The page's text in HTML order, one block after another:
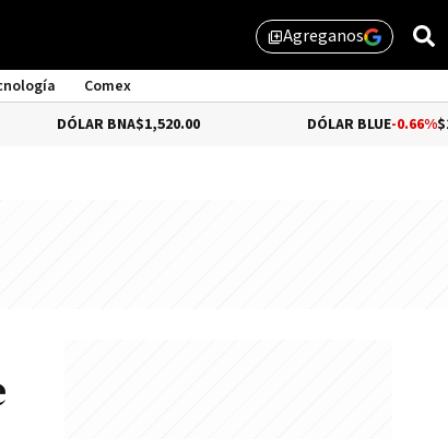
library_addAgreganos
Comex
BNA $1,520.00 DÓLAR BLUE-0.66% $1,530.00